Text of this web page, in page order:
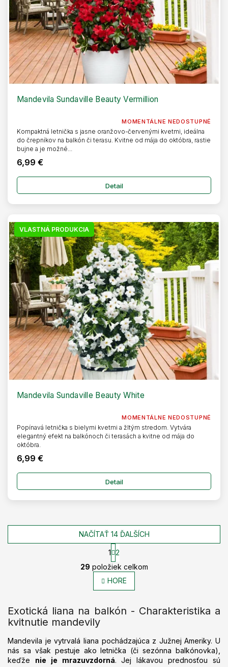
Mandevila Sundaville Beauty Vermillion
MOMENTÁLNE NEDOSTUPNÉ
6,99 €
Detail
Kompaktná letnička s jasne oranžovo-červenými kvetmi, ideálna
do črepníkov na balkón či terasu. Kvitne od mája do októbra, rastie
bujne a je možné...
VLASTNÁ PRODUKCIA
Mandevila Sundaville Beauty White
MOMENTÁLNE NEDOSTUPNÉ
6,99 €
Detail
Popínavá letnička s bielymi kvetmi a žltým stredom. Vytvára
elegantný efekt na balkónoch či terasách a kvitne od mája do
októbra.
O
v
l
á
a
e
p
r
NAČÍTAŤ 14 ĎALŠÍCH
S
t
r
o
n
i
e
1 2
29 položiek celkom
HORE
Exotická liana na balkón - Charakteristika a
kvitnutie mandevily
Mandevila je vytrvalá liana pochádzajúca z Južnej Ameriky. U
nás sa však pestuje ako letnička (či sezónna balkónovka),
keďže nie je mrazuvzdorná. Jej lákavou prednosťou sú